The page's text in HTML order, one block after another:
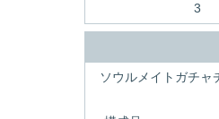
3
ソウルメイトガチャ